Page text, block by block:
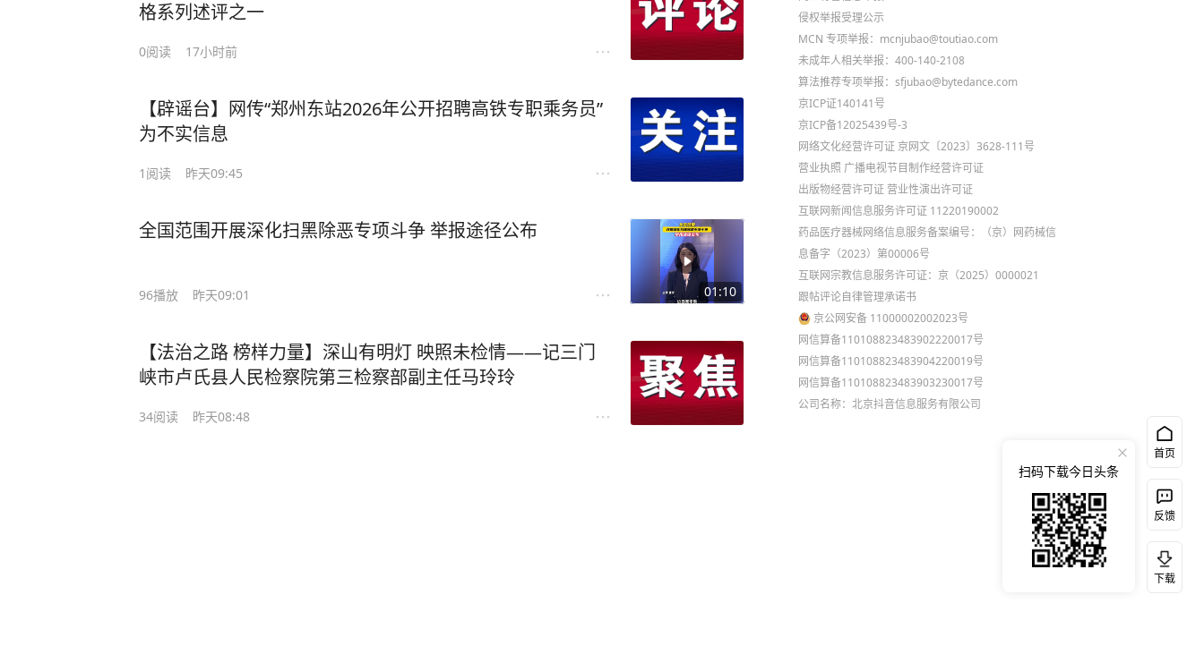
格系列述评之一
0阅读 17小时前
【辟谣台】网传“郑州东站2026年公开招聘高铁专职乘务员”
为不实信息
1 阅读 昨天09:45
01:10
全国范围开展深化扫黑除恶专项斗争 举报途径公布
96播放 昨天09:01
【法治之路 榜样力量】深山有明灯 映照未检情——记三门
峡市卢氏县人民检察院第三检察部副主任马玲玲
34阅读 昨天08:48
侵权举报受理公示
MCN 专项举报：mcnjubao@toutiao.com
未成年人相关举报：400-140-2108
算法推荐专项举报：sfjubao@bytedance.com
京ICP证140141号
京ICP备12025439号-3
网络文化经营许可证 京网文〔2023〕3628-111号
营业执照 广播电视节目制作经营许可证
出版物经营许可证 营业性演出许可证
互联网新闻信息服务许可证 11220190002
药品医疗器械网络信息服务备案编号：（京）网药械信
息备字（2023）第00006号
互联网宗教信息服务许可证：京（2025）0000021
跟帖评论自律管理承诺书
京公网安备 11000002002023号
网信算备110108823483902220017号
网信算备110108823483904220019号
网信算备110108823483903230017号
公司名称：北京抖音信息服务有限公司
首页
反馈
下载
扫码下载今日头条